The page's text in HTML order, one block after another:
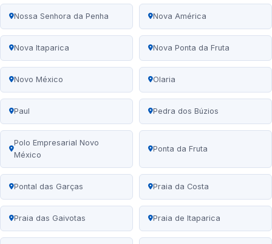
Nossa Senhora da Penha Nova América
Nova Itaparica Nova Ponta da Fruta
Novo México Olaria
Paul Pedra dos Búzios
Polo Empresarial Novo
México
Ponta da Fruta
Pontal das Garças Praia da Costa
Praia das Gaivotas Praia de Itaparica